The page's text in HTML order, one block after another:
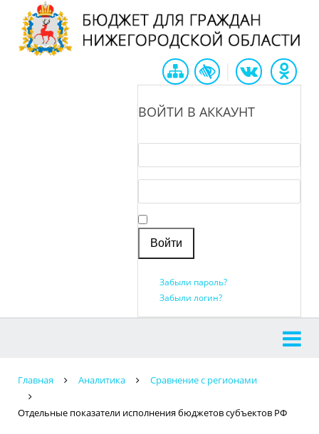
ВОЙТИ В АККАУНТ
Забыли пароль?
Забыли логин?
Главная Аналитика Сравнение с регионами
Отдельные показатели исполнения бюджетов субъектов РФ